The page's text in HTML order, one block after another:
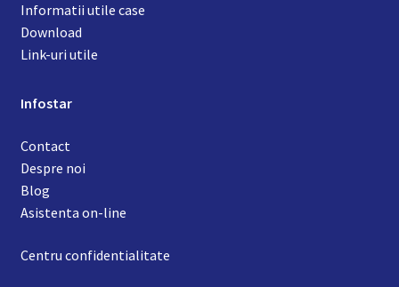
Informatii utile case
Download
Link-uri utile
Infostar
Contact
Despre noi
Blog
Asistenta on-line
Centru confidentialitate